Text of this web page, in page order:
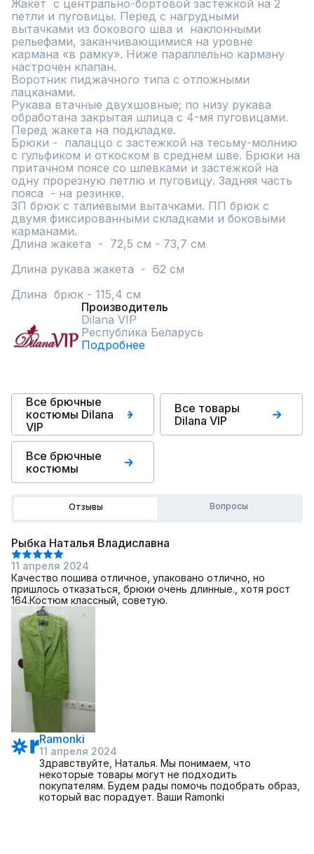
Жакет  с центрально-бортовой застежкой на 2
петли и пуговицы. Перед с нагрудными
вытачками из бокового шва и  наклонными
рельефами, заканчивающимися на уровне
кармана «в рамку». Ниже параллельно карману
настрочен клапан.
Воротник пиджачного типа с отложными
лацканами.
Рукава втачные двухшовные; по низу рукава
обработана закрытая шлица с 4-мя пуговицами.
Перед жакета на подкладке.
Брюки -  палаццо с застежкой на тесьму-молнию
с гульфиком и откоском в среднем шве. Брюки на
притачном поясе со шлевками и застежкой на
одну прорезную петлю и пуговицу. Задняя часть
пояса  - на резинке.
ЗП брюк с талиевыми вытачками. ПП брюк с
двумя фиксированными складками и боковыми
карманами.
Длина жакета  -  72,5 см - 73,7 см
Длина рукава жакета  -  62 см
Длина  брюк - 115,4 см
Производитель
Dilana VIP
Республика Беларусь
Подробнее
Все брючные
костюмы Dilana
VIP
Все товары
Dilana VIP
Все брючные
костюмы
Отзывы Вопросы
Рыбка Наталья Владиславна
11 апреля 2024
Качество пошива отличное, упаковано отлично, но
пришлось отказаться, брюки очень длинные., хотя рост
164.Костюм классный, советую.
Ramonki
11 апреля 2024
Здравствуйте, Наталья. Мы понимаем, что
некоторые товары могут не подходить
покупателям. Будем рады помочь подобрать образ,
который вас порадует. Ваши Ramonki